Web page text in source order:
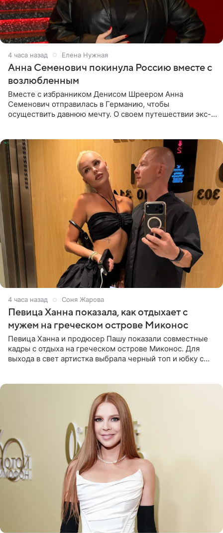
4 часа назад Елена Нужная
Анна Семенович покинула Россию вместе с
возлюбленным
Вместе с избранником Денисом Шреером Анна
Семенович отправилась в Германию, чтобы
осуществить давнюю мечту. О своем путешествии экс-
4 часа назад Соня Жарова
Певица Ханна показала, как отдыхает с
мужем на греческом острове Миконос
Певица Ханна и продюсер Пашу показали совместные
кадры с отдыха на греческом острове Миконос. Для
выхода в свет артистка выбрала черный топ и юбку с